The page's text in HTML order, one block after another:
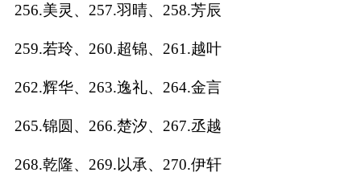
256.美灵、257.羽晴、258.芳辰
259.若玲、260.超锦、261.越叶
262.辉华、263.逸礼、264.金言
265.锦圆、266.楚汐、267.丞越
268.乾隆、269.以承、270.伊轩